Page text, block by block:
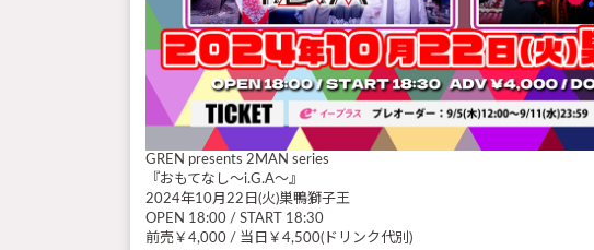
GREN presents 2MAN series
『おもてなし～i.G.A～』
2024年10月22日(火)巣鴨獅子王
OPEN 18:00 / START 18:30
前売￥4,000 / 当日￥4,500(ドリンク代別)